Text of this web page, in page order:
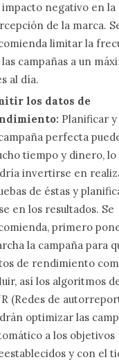
impacto negativo en la
de la marca.
limitar la
las campañas a un
al día.
los datos de
Planificar
perfecta
tiempo y dinero, lo
invertirse en
de éstas y
en los resultados. Se
primero
la campaña para
de rendimiento
así los algoritmos
(Redes de
optimizar las
a los objetivos
y con el